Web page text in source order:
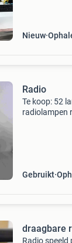
Nieuw
Radio
Te koop: 52
radiolampen
Gebruikt
draagbare
Radio speeld